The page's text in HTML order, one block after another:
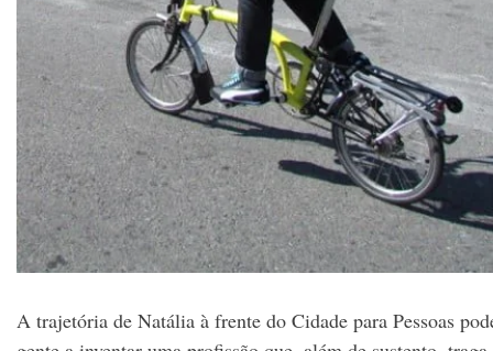
A trajetória de Natália à frente do Cidade para Pessoas